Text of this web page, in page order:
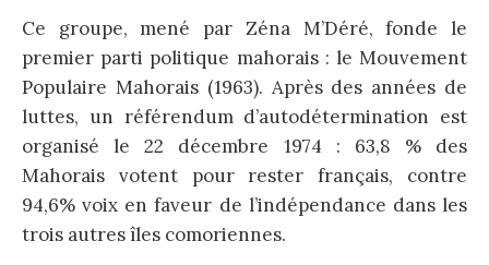
Ce groupe, mené par Zéna M’Déré, fonde le
premier parti politique mahorais : le Mouvement
Populaire Mahorais (1963). Après des années de
luttes, un référendum d’autodétermination est
organisé le 22 décembre 1974 : 63,8 % des
Mahorais votent pour rester français, contre
94,6% voix en faveur de l’indépendance dans les
trois autres îles comoriennes.